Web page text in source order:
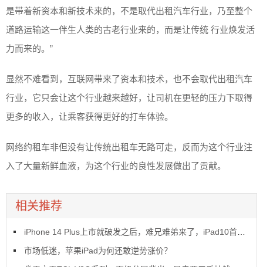
是带着新资本和新技术来的，不是取代出租汽车行业，乃至整个
道路运输这一伴生人类的古老行业来的，而是让传统 行业焕发活
力而来的。”
显然不难看到，互联网带来了资本和技术，也不会取代出租汽车
行业，它只会让这个行业越来越好，让司机在更轻的压力下取得
更多的收入，让乘客获得更好的打车体验。
网络约租车非但没有让传统出租车无路可走，反而为这个行业注
入了大量新鲜血液，为这个行业的良性发展做出了贡献。
相关推荐
iPhone 14 Plus上市就破发之后，难兄难弟来了，iPad10首销也破发了
市场低迷，苹果iPad为何还敢逆势涨价？